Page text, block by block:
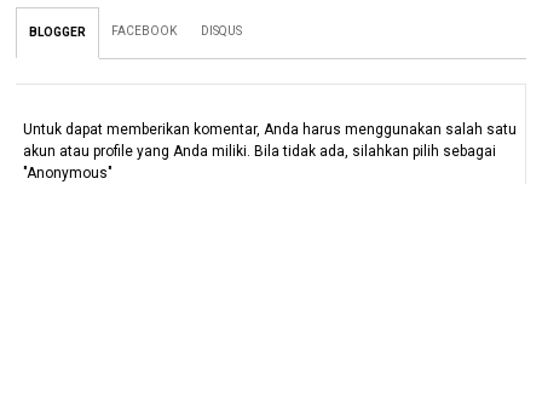
BLOGGER FACEBOOK DISQUS
Untuk dapat memberikan komentar, Anda harus menggunakan salah satu
akun atau profile yang Anda miliki. Bila tidak ada, silahkan pilih sebagai
"Anonymous"